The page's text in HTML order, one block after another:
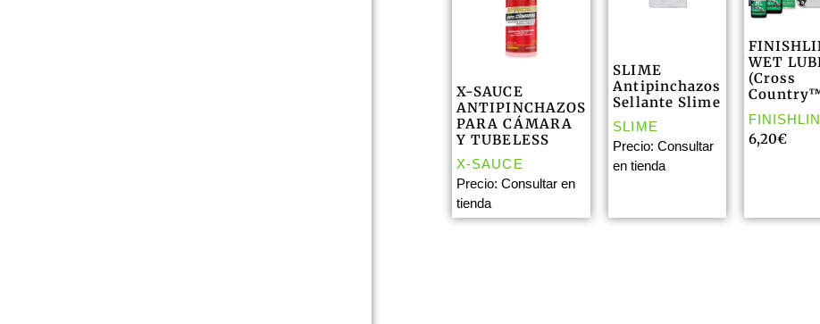
X-SAUCE
ANTIPINCHAZOS
PARA CÁMARA
Y TUBELESS
X-SAUCE
Precio: Consultar en
tienda
SLIME
Antipinchazos
Sellante Slime
SLIME
Precio: Consultar
en tienda
WET
(Cross
6,20€